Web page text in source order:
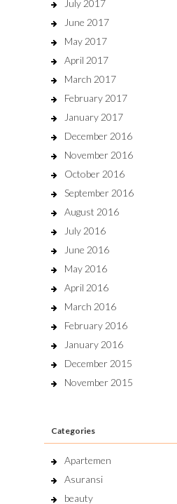
July 2017
June 2017
May 2017
April 2017
March 2017
February 2017
January 2017
December 2016
November 2016
October 2016
September 2016
August 2016
July 2016
June 2016
May 2016
April 2016
March 2016
February 2016
January 2016
December 2015
November 2015
Categories
Apartemen
Asuransi
beauty